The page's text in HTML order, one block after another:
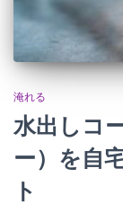
淹れる
水出しコ
ー）を自
ト